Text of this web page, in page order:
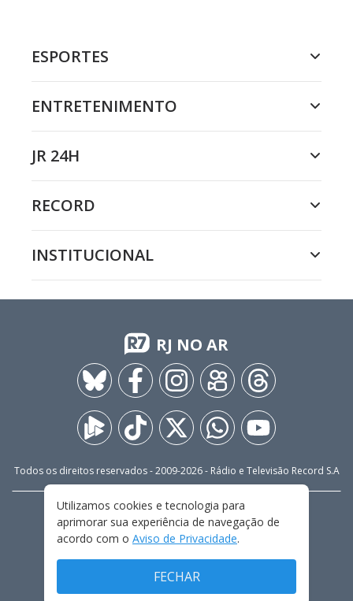
ESPORTES
ENTRETENIMENTO
JR 24H
RECORD
INSTITUCIONAL
RJ NO AR
Todos os direitos reservados - 2009-2026- Rádio e Televisão Record S.A
FALE CONOSCO
PRIVACIDADE
TERMOS E CONDIÇÕES DE USO
Utilizamos cookies e tecnologia para
aprimorar sua experiência de navegação de
acordo com o Aviso de Privacidade.
FECHAR